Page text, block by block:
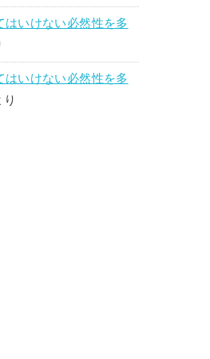
はいけない必然性を多
はいけない必然性を多
り